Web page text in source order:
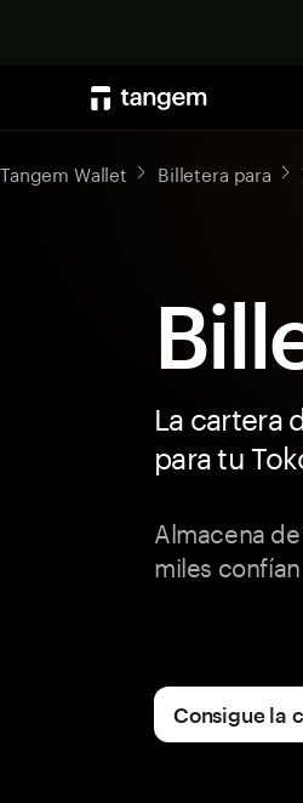
Tangem Wallet Billetera para
La cartera
para tu
Almacena
miles
Consigue la